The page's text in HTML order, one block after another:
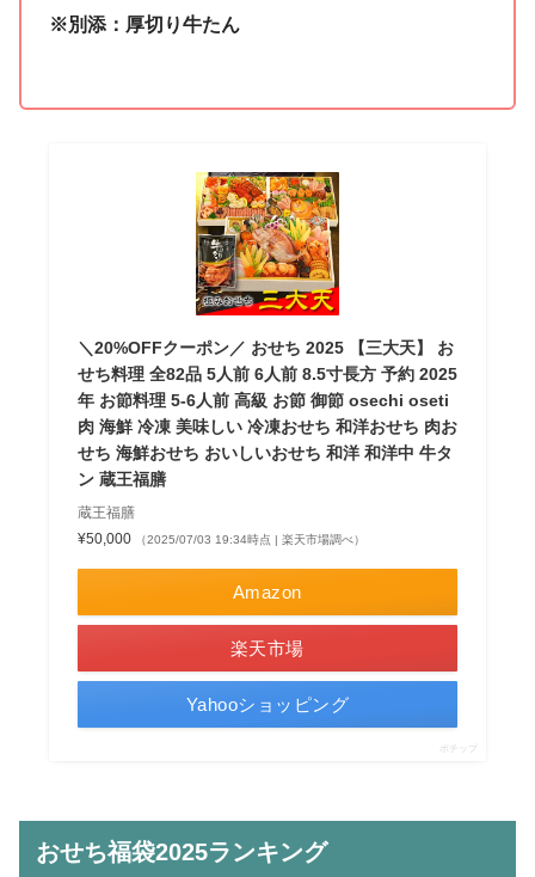
※別添：厚切り牛たん
＼20%OFFクーポン／ おせち 2025 【三大天】 お
せち料理 全82品 5人前 6人前 8.5寸長方 予約 2025
年 お節料理 5-6人前 高級 お節 御節 osechi oseti
肉 海鮮 冷凍 美味しい 冷凍おせち 和洋おせち 肉お
せち 海鮮おせち おいしいおせち 和洋 和洋中 牛タ
ン 蔵王福膳
蔵王福膳
¥50,000
（2025/07/03 19:34時点 | 楽天市場調べ）
Amazon
楽天市場
Yahooショッピング
ポチップ
おせち福袋2025ランキング